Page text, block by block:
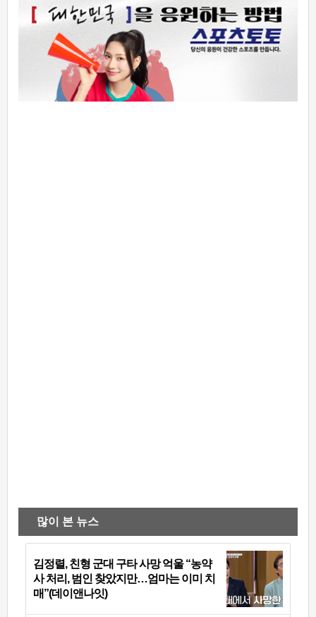
많이 본 뉴스
김정렬, 친형 군대 구타 사망 억울 “농약
사 처리, 범인 찾았지만…엄마는 이미 치
매”(데이앤나잇)